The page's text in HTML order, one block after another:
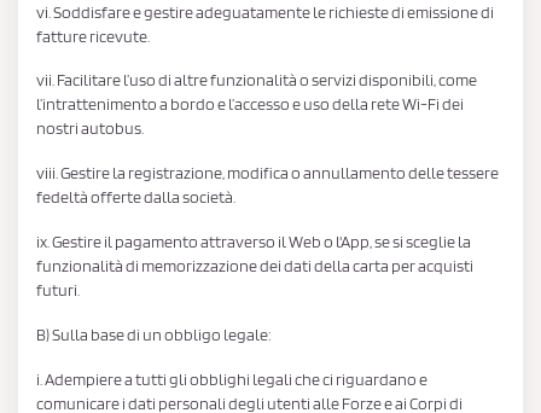
vi. Soddisfare e gestire adeguatamente le richieste di emissione di
fatture ricevute.
vii. Facilitare l’uso di altre funzionalità o servizi disponibili, come
l’intrattenimento a bordo e l’accesso e uso della rete Wi-Fi dei
nostri autobus.
viii. Gestire la registrazione, modifica o annullamento delle tessere
fedeltà offerte dalla società.
ix. Gestire il pagamento attraverso il Web o l'App, se si sceglie la
funzionalità di memorizzazione dei dati della carta per acquisti
futuri.
B) Sulla base di un obbligo legale:
i. Adempiere a tutti gli obblighi legali che ci riguardano e
comunicare i dati personali degli utenti alle Forze e ai Corpi di